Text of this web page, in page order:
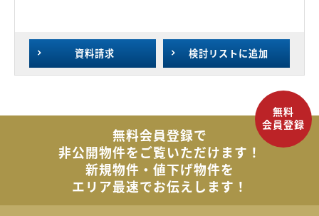
資料請求 検討リストに追加
無料会員登録で
非公開物件をご覧いただけます！
新規物件・値下げ物件を
エリア最速でお伝えします！